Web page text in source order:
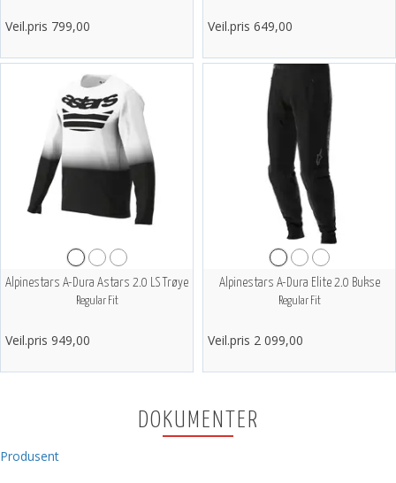
Veil.pris 799,00 Veil.pris 649,00
Alpinestars A-Dura Astars 2.0 LS Trøye
Regular Fit
Veil.pris 949,00
Alpinestars A-Dura Elite 2.0 Bukse
Regular Fit
Veil.pris 2 099,00
DOKUMENTER
Produsent